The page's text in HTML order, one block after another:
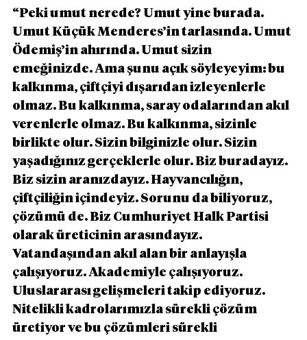
“Peki umut nerede? Umut yine burada.
Umut Küçük Menderes’in tarlasında. Umut
Ödemiş’in ahırında. Umut sizin
emeğinizde. Ama şunu açık söyleyeyim: bu
kalkınma, çiftçiyi dışarıdan izleyenlerle
olmaz. Bu kalkınma, saray odalarından akıl
verenlerle olmaz. Bu kalkınma, sizinle
birlikte olur. Sizin bilginizle olur. Sizin
yaşadığınız gerçeklerle olur. Biz buradayız.
Biz sizin aranızdayız. Hayvancılığın,
çiftçiliğin içindeyiz. Sorunu da biliyoruz,
çözümü de. Biz Cumhuriyet Halk Partisi
olarak üreticinin arasındayız.
Vatandaşından akıl alan bir anlayışla
çalışıyoruz. Akademiyle çalışıyoruz.
Uluslararası gelişmeleri takip ediyoruz.
Nitelikli kadrolarımızla sürekli çözüm
üretiyor ve bu çözümleri sürekli